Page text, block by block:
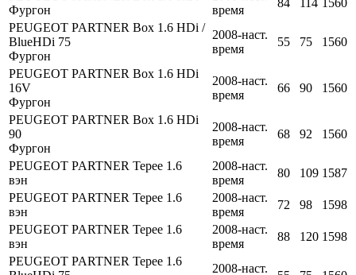
Фургон
время
PEUGEOT PARTNER Box 1.6 HDi /
BlueHDi 75
Фургон
2008-наст.
время
55 75 1560
PEUGEOT PARTNER Box 1.6 HDi
16V
Фургон
2008-наст.
время
66 90 1560
PEUGEOT PARTNER Box 1.6 HDi
90
Фургон
2008-наст.
время
68 92 1560
PEUGEOT PARTNER Tepee 1.6
вэн
2008-наст.
время
80 109 1587
PEUGEOT PARTNER Tepee 1.6
вэн
2008-наст.
время
72 98
1598
PEUGEOT PARTNER Tepee 1.6
вэн
2008-наст.
время
88 120 1598
PEUGEOT PARTNER Tepee 1.6
2008-наст.